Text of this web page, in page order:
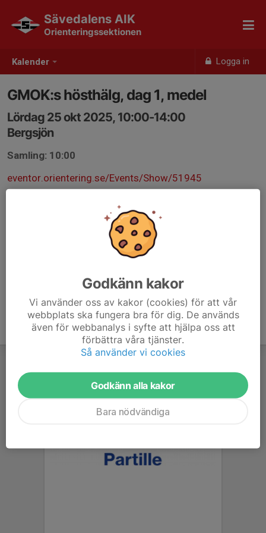
Kalender Logga in
Sävedalens AIK
Orienteringssektionen
GMOK:s hösthälg, dag 1, medel
Lördag 25 okt 2025, 10:00-14:00
Bergsjön
Samling: 10:00
eventor.orientering.se/Events/Show/51945
Godkänn kakor
Vi använder oss av kakor (cookies) för att vår
webbplats ska fungera bra för dig. De används
även för webbanalys i syfte att hjälpa oss att
förbättra våra tjänster.
Så använder vi cookies
Godkänn alla kakor
Bara nödvändiga